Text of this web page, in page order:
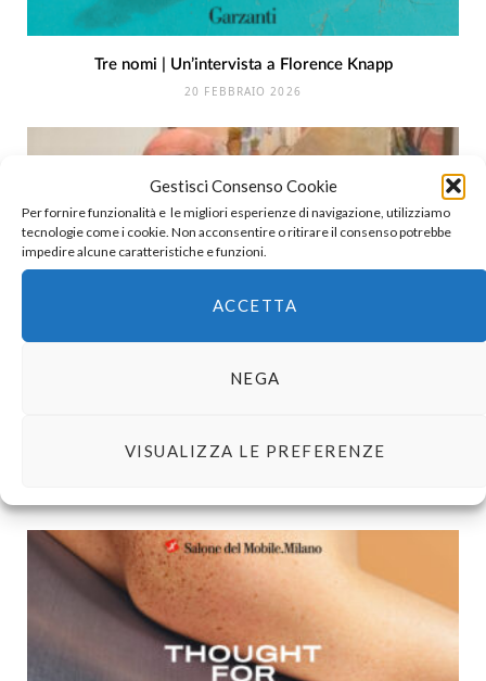
Gestisci Consenso Cookie
Per fornire funzionalità e le migliori esperienze di navigazione, utilizziamo
tecnologie come i cookie. Non acconsentire o ritirare il consenso potrebbe
impedire alcune caratteristiche e funzioni.
ACCETTA
NEGA
VISUALIZZA LE PREFERENZE
Tre nomi | Un’intervista a Florence Knapp
20 FEBBRAIO 2026
Premio Malaparte 2025 | Fernando Aramburu e le anime